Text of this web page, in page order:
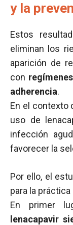
y la
Estos
eliminan los
aparición de
con
adherencia.
En el contexto
uso de
infección
favorecer la
Por ello, el
para la práctica
En primer
lenacapavir